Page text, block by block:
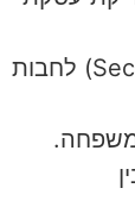
– הכנת חוות דעת נוספת (Second Opinion) לחבות